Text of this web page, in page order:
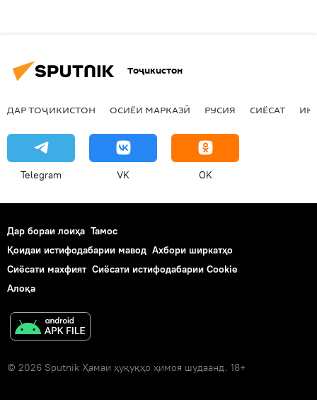
Тоҷикистон
ДАР ТОҶИКИСТОН ОСИЁИ МАРКАЗӢ РУСИЯ СИЁСАТ
Telegram VK OK
Дар бораи лоиҳа Тамос
Қоидаи истифодабарии мавод Ахбори ширкатҳо
Сиёсати махфият Сиёсати истифодабарии Cookie
Алоқа
© 2026 Sputnik Ҳамаи ҳуқуқҳо ҳимоя шудаанд. 18+